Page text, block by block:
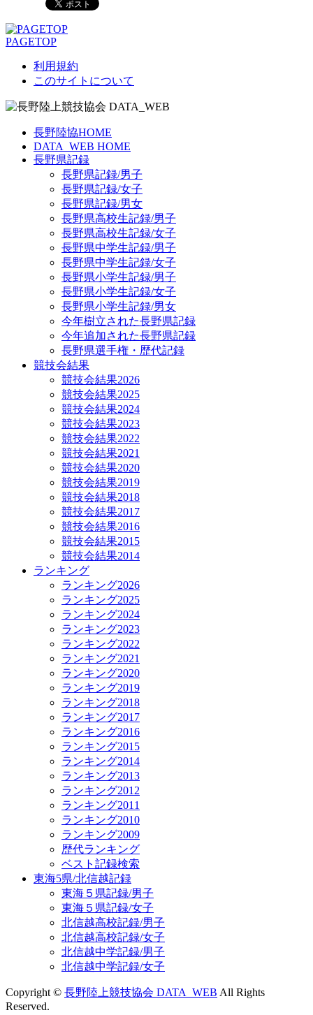
PAGETOP
利用規約
このサイトについて
長野陸協HOME
DATA_WEB HOME
長野県記録
長野県記録/男子
長野県記録/女子
長野県記録/男女
長野県高校生記録/男子
長野県高校生記録/女子
長野県中学生記録/男子
長野県中学生記録/女子
長野県小学生記録/男子
長野県小学生記録/女子
長野県小学生記録/男女
今年樹立された長野県記録
今年追加された長野県記録
長野県選手権・歴代記録
競技会結果
競技会結果2026
競技会結果2025
競技会結果2024
競技会結果2023
競技会結果2022
競技会結果2021
競技会結果2020
競技会結果2019
競技会結果2018
競技会結果2017
競技会結果2016
競技会結果2015
競技会結果2014
ランキング
ランキング2026
ランキング2025
ランキング2024
ランキング2023
ランキング2022
ランキング2021
ランキング2020
ランキング2019
ランキング2018
ランキング2017
ランキング2016
ランキング2015
ランキング2014
ランキング2013
ランキング2012
ランキング2011
ランキング2010
ランキング2009
歴代ランキング
ベスト記録検索
東海5県/北信越記録
東海５県記録/男子
東海５県記録/女子
北信越高校記録/男子
北信越高校記録/女子
北信越中学記録/男子
北信越中学記録/女子
Copyright © 長野陸上競技協会 DATA_WEB All Rights
Reserved.